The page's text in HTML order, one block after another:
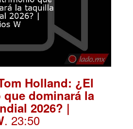
Holland: ¿El
dominará la
2026? |
. 23:50